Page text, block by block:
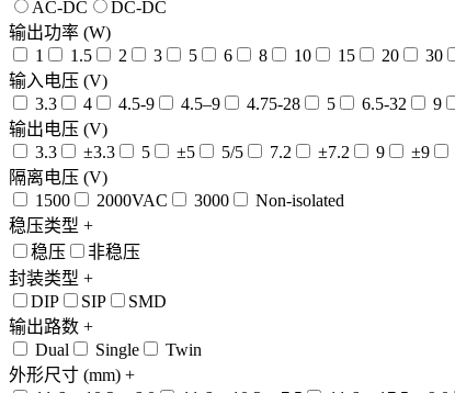
AC-DC
DC-DC
输出功率 (W)
1
1.5 2 3 5 6 8 10 15 20 30
输入电压 (V)
3.3
4 4.5-9 4.5–9 4.75-28 5 6.5-32 9
输出电压 (V)
3.3
±3.3 5 ±5 5/5 7.2 ±7.2 9 ±9
隔离电压 (V)
1500
2000VAC 3000
Non-isolated
稳压类型 +
稳压
非稳压
封装类型 +
DIP
SIP
SMD
输出路数 +
Dual
Single
Twin
外形尺寸 (mm) +